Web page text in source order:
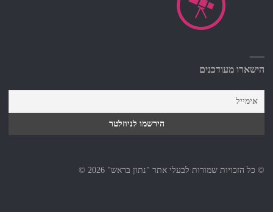
הישארו מעודכנים
© כל הזכויות שמורות לבעלי אתר "נתון בראש" 2026 ©